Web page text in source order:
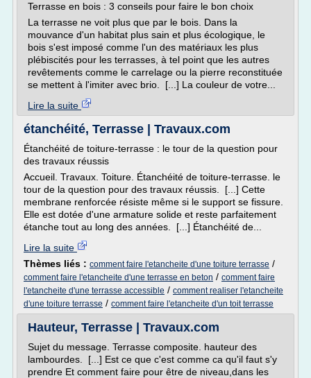
Terrasse en bois : 3 conseils pour faire le bon choix
La terrasse ne voit plus que par le bois. Dans la
mouvance d'un habitat plus sain et plus écologique, le
bois s'est imposé comme l'un des matériaux les plus
plébiscités pour les terrasses, à tel point que les autres
revêtements comme le carrelage ou la pierre reconstituée
se mettent à l'imiter avec brio. [...] La couleur de votre...
Lire la suite
étanchéité, Terrasse | Travaux.com
Étanchéité de toiture-terrasse : le tour de la question pour
des travaux réussis
Accueil. Travaux. Toiture. Étanchéité de toiture-terrasse. le
tour de la question pour des travaux réussis. [...] Cette
membrane renforcée résiste même si le support se fissure.
Elle est dotée d'une armature solide et reste parfaitement
étanche tout au long des années. [...] Étanchéité de...
Lire la suite
Thèmes liés : comment faire l'etancheite d'une toiture terrasse /
comment faire l'etancheite d'une terrasse en beton / comment faire
l'etancheite d'une terrasse accessible / comment realiser l'etancheite
d'une toiture terrasse / comment faire l'etancheite d'un toit terrasse
Hauteur, Terrasse | Travaux.com
Sujet du message. Terrasse composite. hauteur des
lambourdes. [...] Est ce que c'est comme ca qu'il faut s'y
prendre Et comment faire pour être de niveau,dans les